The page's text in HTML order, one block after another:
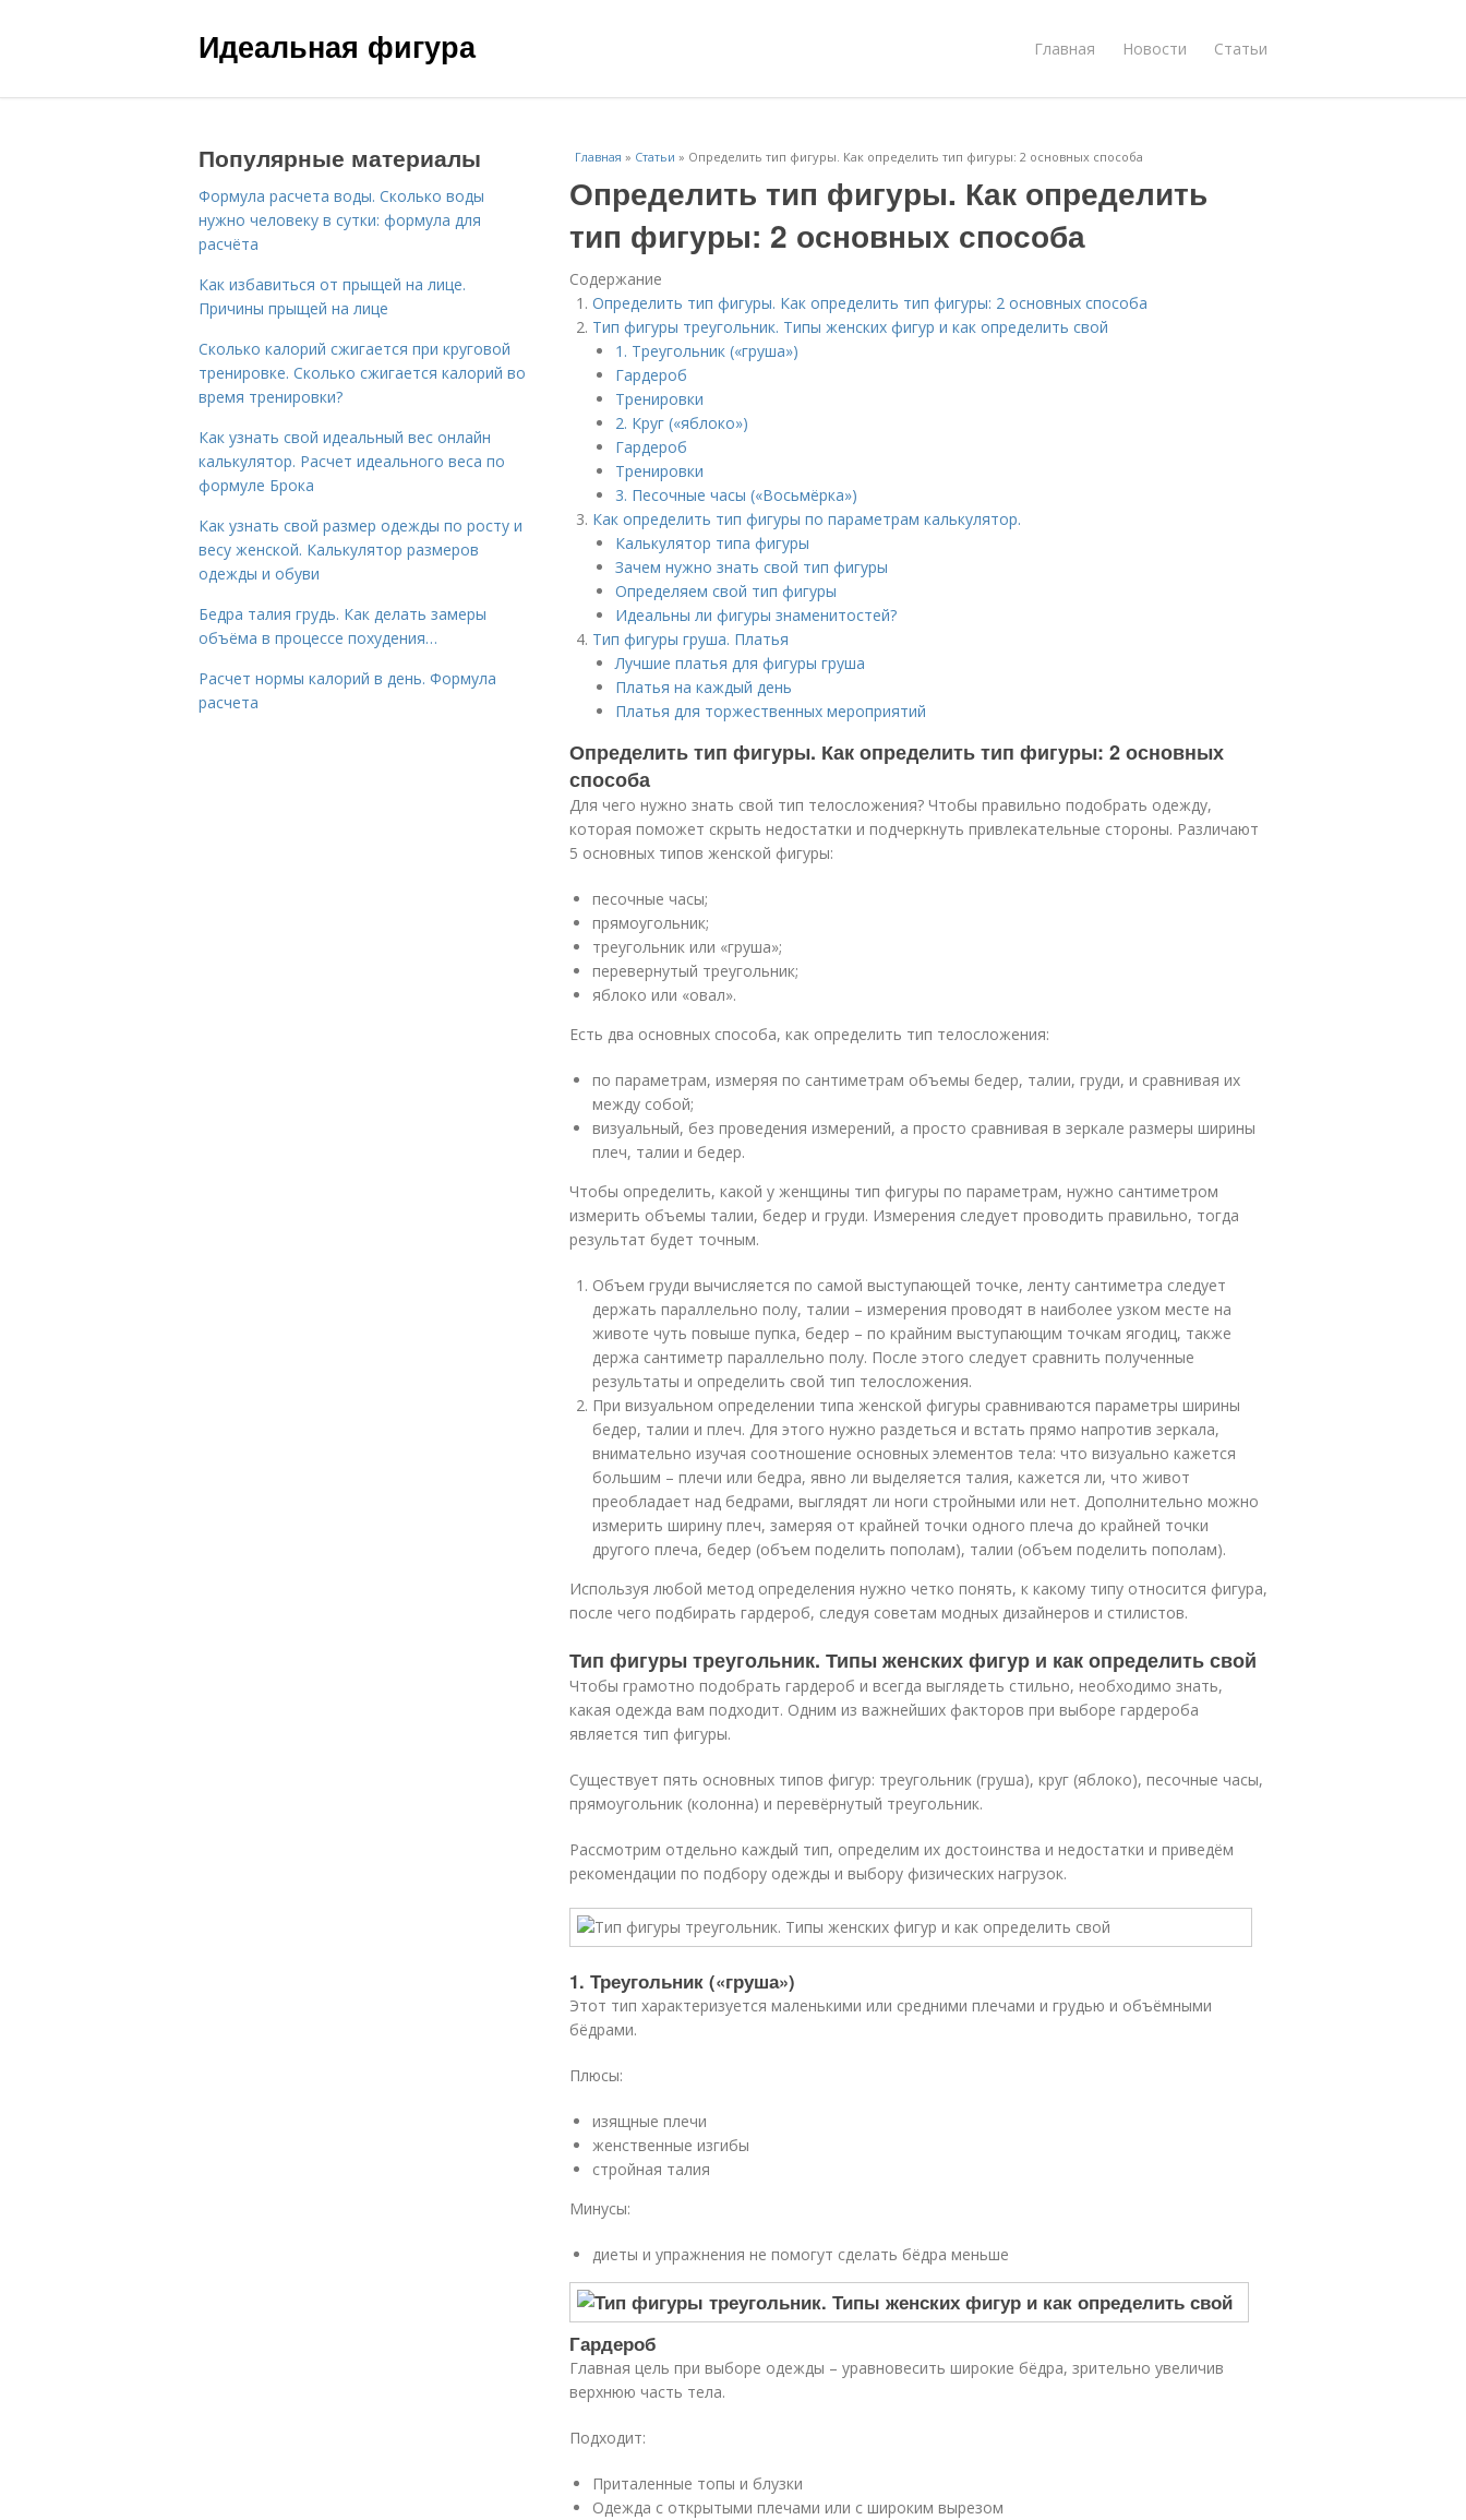
Идеальная фигура Главная Новости Статьи
Главная » Статьи » Определить тип фигуры. Как определить тип фигуры: 2 основных способа
Определить тип фигуры. Как определить
тип фигуры: 2 основных способа
Содержание
Определить тип фигуры. Как определить тип фигуры: 2 основных способа
Тип фигуры треугольник. Типы женских фигур и как определить свой
1. Треугольник («груша»)
Гардероб
Тренировки
2. Круг («яблоко»)
Гардероб
Тренировки
3. Песочные часы («Восьмёрка»)
Как определить тип фигуры по параметрам калькулятор.
Калькулятор типа фигуры
Зачем нужно знать свой тип фигуры
Определяем свой тип фигуры
Идеальны ли фигуры знаменитостей?
Тип фигуры груша. Платья
Лучшие платья для фигуры груша
Платья на каждый день
Платья для торжественных мероприятий
Определить тип фигуры. Как определить тип фигуры: 2 основных
способа
Для чего нужно знать свой тип телосложения? Чтобы правильно подобрать одежду,
которая поможет скрыть недостатки и подчеркнуть привлекательные стороны. Различают
5 основных типов женской фигуры:
песочные часы;
прямоугольник;
треугольник или «груша»;
перевернутый треугольник;
яблоко или «овал».
Есть два основных способа, как определить тип телосложения:
по параметрам, измеряя по сантиметрам объемы бедер, талии, груди, и сравнивая их
между собой;
визуальный, без проведения измерений, а просто сравнивая в зеркале размеры ширины
плеч, талии и бедер.
Чтобы определить, какой у женщины тип фигуры по параметрам, нужно сантиметром
измерить объемы талии, бедер и груди. Измерения следует проводить правильно, тогда
результат будет точным.
Объем груди вычисляется по самой выступающей точке, ленту сантиметра следует
держать параллельно полу, талии – измерения проводят в наиболее узком месте на
животе чуть повыше пупка, бедер – по крайним выступающим точкам ягодиц, также
держа сантиметр параллельно полу. После этого следует сравнить полученные
результаты и определить свой тип телосложения.
При визуальном определении типа женской фигуры сравниваются параметры ширины
бедер, талии и плеч. Для этого нужно раздеться и встать прямо напротив зеркала,
внимательно изучая соотношение основных элементов тела: что визуально кажется
большим – плечи или бедра, явно ли выделяется талия, кажется ли, что живот
преобладает над бедрами, выглядят ли ноги стройными или нет. Дополнительно можно
измерить ширину плеч, замеряя от крайней точки одного плеча до крайней точки
другого плеча, бедер (объем поделить пополам), талии (объем поделить пополам).
Используя любой метод определения нужно четко понять, к какому типу относится фигура,
после чего подбирать гардероб, следуя советам модных дизайнеров и стилистов.
Тип фигуры треугольник. Типы женских фигур и как определить свой
Чтобы грамотно подобрать гардероб и всегда выглядеть стильно, необходимо знать,
какая одежда вам подходит. Одним из важнейших факторов при выборе гардероба
является тип фигуры.
Существует пять основных типов фигур: треугольник (груша), круг (яблоко), песочные часы,
прямоугольник (колонна) и перевёрнутый треугольник.
Рассмотрим отдельно каждый тип, определим их достоинства и недостатки и приведём
рекомендации по подбору одежды и выбору физических нагрузок.
1. Треугольник («груша»)
Этот тип характеризуется маленькими или средними плечами и грудью и объёмными
бёдрами.
Плюсы:
изящные плечи
женственные изгибы
стройная талия
Минусы:
диеты и упражнения не помогут сделать бёдра меньше
Гардероб
Главная цель при выборе одежды – уравновесить широкие бёдра, зрительно увеличив
верхнюю часть тела.
Подходит:
Приталенные топы и блузки
Одежда с открытыми плечами или с широким вырезом
Популярные материалы
Формула расчета воды. Сколько воды
нужно человеку в сутки: формула для
расчёта
Как избавиться от прыщей на лице.
Причины прыщей на лице
Сколько калорий сжигается при круговой
тренировке. Сколько сжигается калорий во
время тренировки?
Как узнать свой идеальный вес онлайн
калькулятор. Расчет идеального веса по
формуле Брока
Как узнать свой размер одежды по росту и
весу женской. Калькулятор размеров
одежды и обуви
Бедра талия грудь. Как делать замеры
объёма в процессе похудения…
Расчет нормы калорий в день. Формула
расчета